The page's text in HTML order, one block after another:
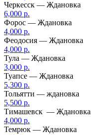
Черкесск — Ждановка
6,000 р.
Форос — Ждановка
4,000 р.
Феодосия — Ждановка
4,000 р.
Тула — Ждановка
3,000 р.
Туапсе — Ждановка
5,300 р.
Тольятти — ждановка
5,500 р.
Тимашевск — Ждановка
4,000 р.
Темрюк — Ждановка